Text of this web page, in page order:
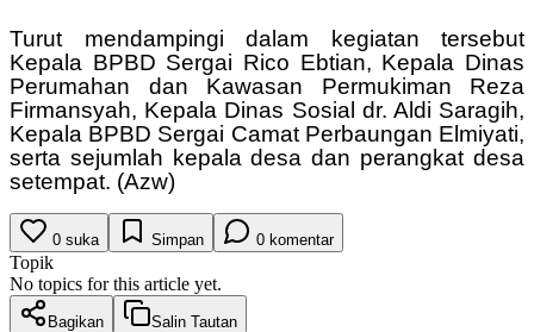
Turut mendampingi dalam kegiatan tersebut
Kepala BPBD Sergai Rico Ebtian, Kepala Dinas
Perumahan dan Kawasan Permukiman Reza
Firmansyah, Kepala Dinas Sosial dr. Aldi Saragih,
Kepala BPBD Sergai Camat Perbaungan Elmiyati,
serta sejumlah kepala desa dan perangkat desa
setempat. (Azw)
0 suka Simpan 0 komentar
Topik
No topics for this article yet.
Bagikan Salin Tautan